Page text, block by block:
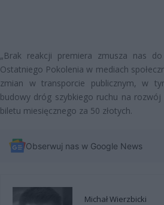
„Brak reakcji premiera zmusza nas
Ostatniego Pokolenia w mediach
zmian w transporcie publicznym, w
budowy dróg szybkiego ruchu na
biletu miesięcznego za 50 złotych.
Obserwuj nas w Google News
Michał Wierzbicki